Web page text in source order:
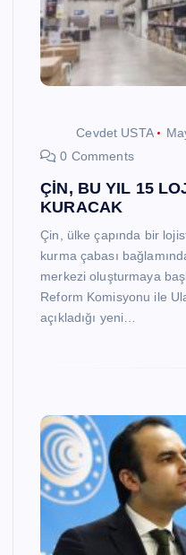
Cevdet USTA
0 Comments
ÇİN, BU YIL 15
KURACAK
Çin, ülke çapında bir
kurma çabası
merkezi oluşturmaya
Reform Komisyonu ile
açıkladığı yeni…